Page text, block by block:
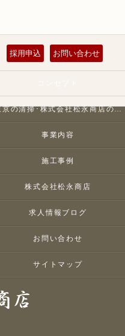
採用申込 お問い合わせ
東京の清掃･株式会社松永商店の評判
事業内容
施工事例
株式会社松永商店
求人情報ブログ
お問い合わせ
サイトマップ